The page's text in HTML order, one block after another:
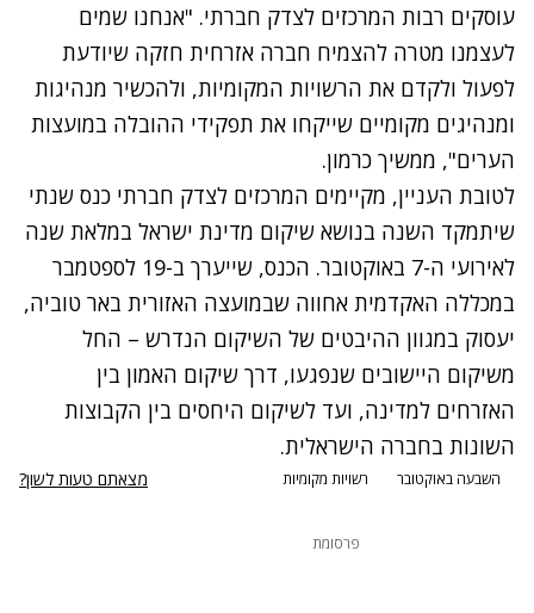
עוסקים רבות המרכזים לצדק חברתי. "אנחנו שמים
לעצמנו מטרה להצמיח חברה אזרחית חזקה שיודעת
לפעול ולקדם את הרשויות המקומיות, ולהכשיר מנהיגות
ומנהיגים מקומיים שייקחו את תפקידי ההובלה במועצות
הערים", ממשיך כרמון.
לטובת העניין, מקיימים המרכזים לצדק חברתי כנס שנתי
שיתמקד השנה בנושא שיקום מדינת ישראל במלאת שנה
לאירועי ה-7 באוקטובר. הכנס, שייערך ב-19 לספטמבר
במכללה האקדמית אחווה שבמועצה האזורית באר טוביה,
יעסוק במגוון ההיבטים של השיקום הנדרש – החל
משיקום היישובים שנפגעו, דרך שיקום האמון בין
האזרחים למדינה, ועד לשיקום היחסים בין הקבוצות
השונות בחברה הישראלית.
השבעה באוקטובר רשויות מקומיות מצאתם טעות לשון?
פרסומת